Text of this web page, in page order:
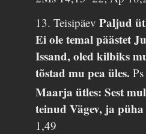
13. TeisipäevPaljud
Ei ole temal päästet
Issand, oled kilbiks
tõstad mu pea üles.
Maarja ütles: Sest
teinud Vägev, ja
1,49